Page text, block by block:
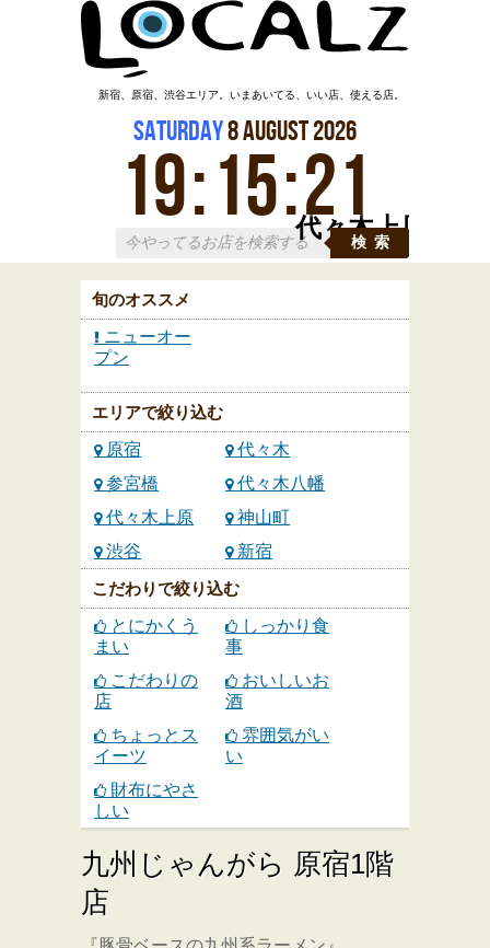
代々木上原
新宿、原宿、渋谷エリア。いまあいてる、いい店、使える店。
Saturday8August2026
19:15:21
検索
旬のオススメ
ニューオー
プン
エリアで絞り込む
原宿
代々木
参宮橋
代々木八幡
代々木上原
神山町
渋谷
新宿
こだわりで絞り込む
とにかくう
まい
しっかり食
事
こだわりの
店
おいしいお
酒
ちょっとス
イーツ
雰囲気がい
い
財布にやさ
しい
九州じゃんがら 原宿1階
店